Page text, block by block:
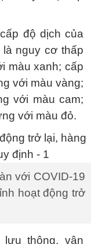
độ dịch của
nguy cơ thấp
màu xanh; cấp
với màu vàng;
với màu cam;
với màu đỏ.
với COVID-19
hoạt động trở
thông, vận